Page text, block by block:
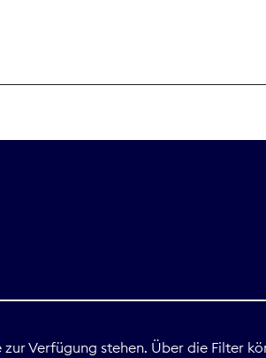
Verfügung stehen. Über die Filter